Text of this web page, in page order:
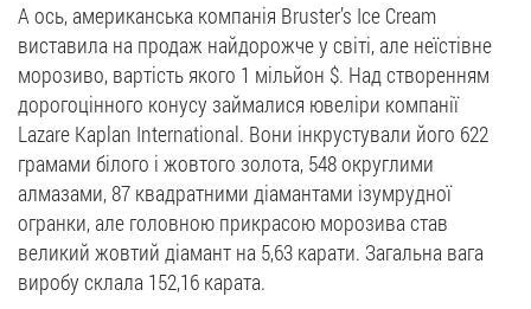
А ось, американська компанія Bruster’s Ice Cream
виставила на продаж найдорожче у світі, але неїстівне
морозиво, вартість якого 1 мільйон $. Над створенням
дорогоцінного конусу займалися ювеліри компанії
Lazare Kaplan International. Вони інкрустували його 622
грамами білого і жовтого золота, 548 округлими
алмазами, 87 квадратними діамантами ізумрудної
огранки, але головною прикрасою морозива став
великий жовтий діамант на 5,63 карати. Загальна вага
виробу склала 152,16 карата.